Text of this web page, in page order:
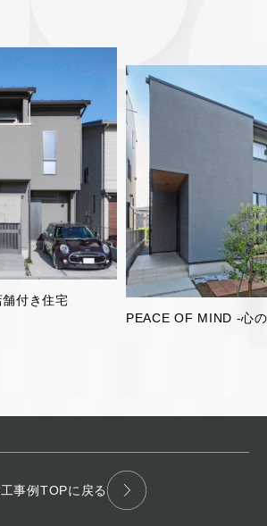
片流れ屋根のガレージ
事例TOPに戻る